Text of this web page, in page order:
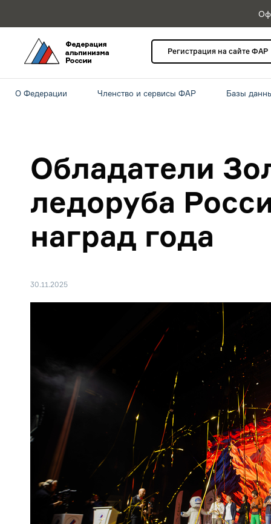
Регистрация на сайте ФАР
О Федерации Членство и сервисы ФАР Базы
Обладатели
ледоруба
наград года
30.11.2025